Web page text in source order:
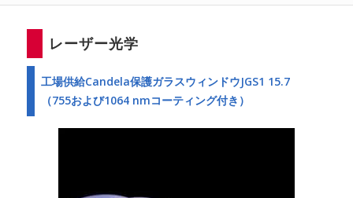
レーザー光学
工場供給Candela保護ガラスウィンドウJGS1 15.7
（755および1064 nmコーティング付き）